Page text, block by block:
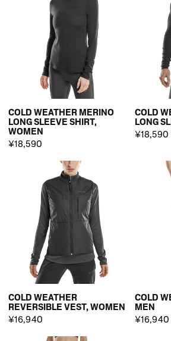
COLD WEATHER MERINO
LONG SLEEVE SHIRT,
WOMEN
¥18,590
COLD
LONG
¥18,590
COLD WEATHER
REVERSIBLE VEST, WOMEN
¥16,940
COLD
MEN
¥16,940